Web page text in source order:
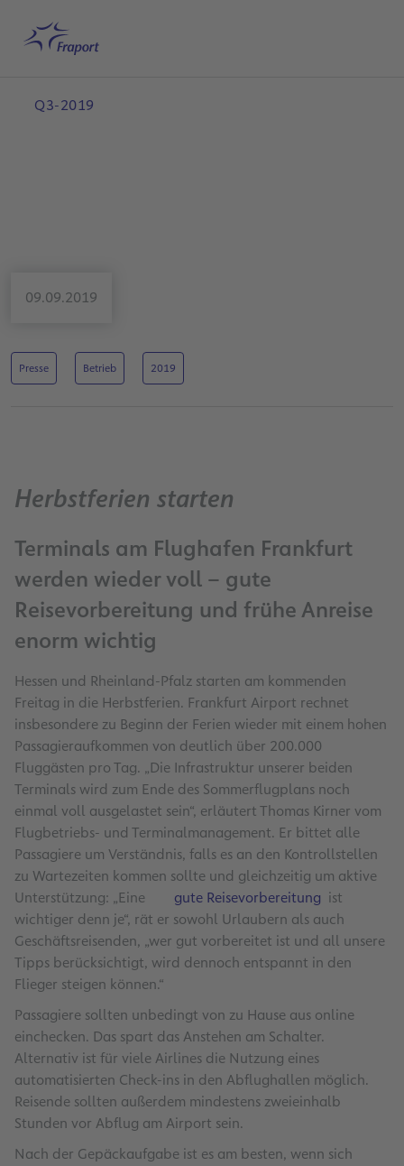
Startseite
Q3-2019
09.09.2019
Presse Betrieb 2019
Herbstferien starten
Terminals am Flughafen Frankfurt
werden wieder voll – gute
Reisevorbereitung und frühe Anreise
enorm wichtig
Hessen und Rheinland-Pfalz starten am kommenden
Freitag in die Herbstferien. Frankfurt Airport rechnet
insbesondere zu Beginn der Ferien wieder mit einem hohen
Passagieraufkommen von deutlich über 200.000
Fluggästen pro Tag. „Die Infrastruktur unserer beiden
Terminals wird zum Ende des Sommerflugplans noch
einmal voll ausgelastet sein“, erläutert Thomas Kirner vom
Flugbetriebs- und Terminalmanagement. Er bittet alle
Passagiere um Verständnis, falls es an den Kontrollstellen
zu Wartezeiten kommen sollte und gleichzeitig um aktive
Unterstützung: „Eine
gute Reisevorbereitung ist
wichtiger denn je“, rät er sowohl Urlaubern als auch
Geschäftsreisenden, „wer gut vorbereitet ist und all unsere
Tipps berücksichtigt, wird dennoch entspannt in den
Flieger steigen können.“
Passagiere sollten unbedingt von zu Hause aus online
einchecken. Das spart das Anstehen am Schalter.
Alternativ ist für viele Airlines die Nutzung eines
automatisierten Check-ins in den Abflughallen möglich.
Reisende sollten außerdem mindestens zweieinhalb
Stunden vor Abflug am Airport sein.
Nach der Gepäckaufgabe ist es am besten, wenn sich